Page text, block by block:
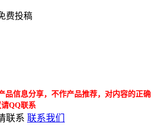
费投稿
品信息分享，不作产品推荐，对内容的正确
QQ联系
联系 联系我们